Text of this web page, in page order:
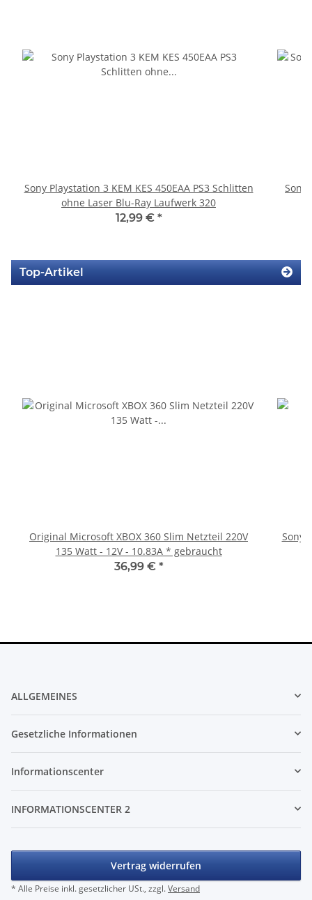
Sony Playstation 3 KEM KES 450EAA PS3 Schlitten
ohne Laser Blu-Ray Laufwerk 320
12,99 € *
Sony
Top-Artikel
Original Microsoft XBOX 360 Slim Netzteil 220V
135 Watt - 12V - 10.83A * gebraucht
36,99 € *
Sony
ALLGEMEINES
Gesetzliche Informationen
Informationscenter
INFORMATIONSCENTER 2
Vertrag widerrufen
* Alle Preise inkl. gesetzlicher USt., zzgl.Versand